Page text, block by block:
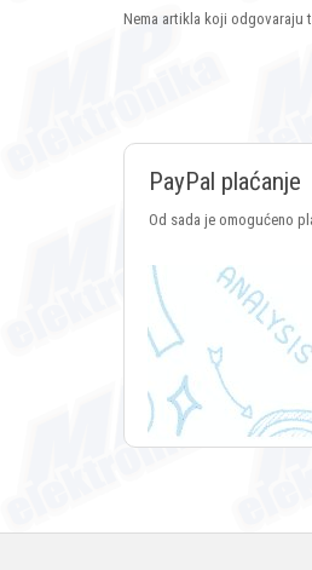
Nema artikla koji odgovaraju
PayPal plaćanje
Od sada je omogućeno